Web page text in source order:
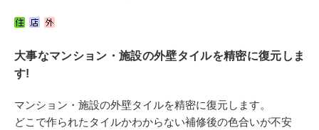
すまいリング 設計士インタビュー
Q＆A
お気に入り
大事なマンション・施設の外壁タイルを精密に復元しま
す!
マンション・施設の外壁タイルを精密に復元します。
どこで作られたタイルかわからない補修後の色合いが不安